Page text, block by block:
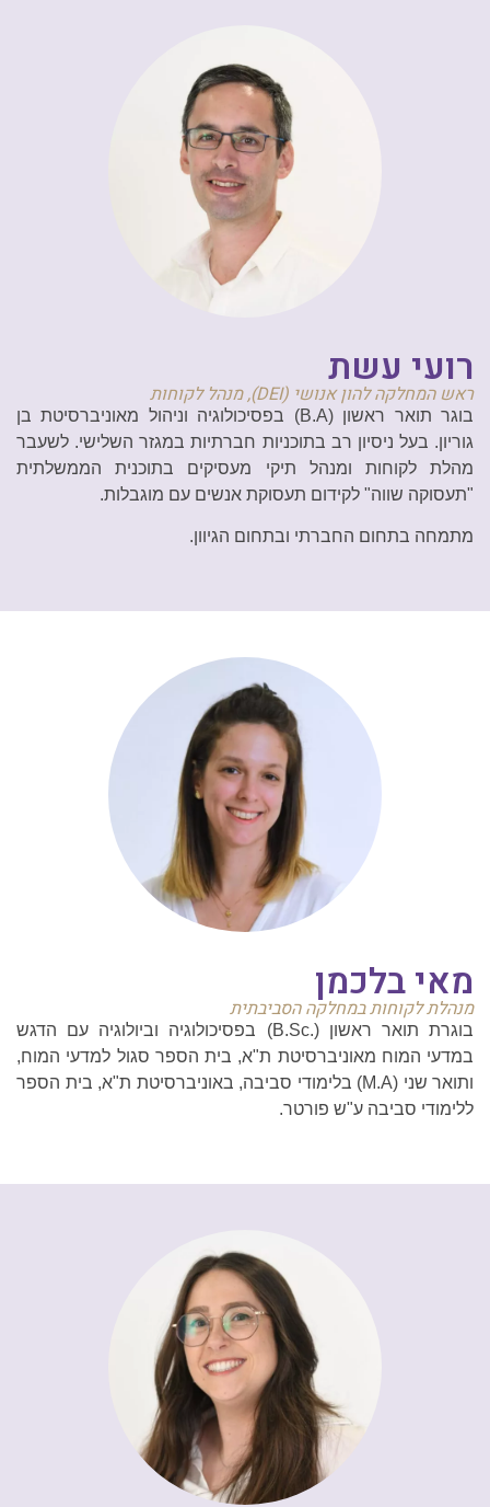
רועי עשת
ראש המחלקה להון אנושי (DEI), מנהל לקוחות
בוגר תואר ראשון (B.A) בפסיכולוגיה וניהול מאוניברסיטת בן
גוריון. בעל ניסיון רב בתוכניות חברתיות במגזר השלישי. לשעבר
מהלת לקוחות ומנהל תיקי מעסיקים בתוכנית הממשלתית
"תעסוקה שווה" לקידום תעסוקת אנשים עם מוגבלות.
מתמחה בתחום החברתי ובתחום הגיוון.
מאי בלכמן
מנהלת לקוחות במחלקה הסביבתית
בוגרת תואר ראשון (.B.Sc) בפסיכולוגיה וביולוגיה עם הדגש
במדעי המוח מאוניברסיטת ת"א, בית הספר סגול למדעי המוח,
ותואר שני (M.A) בלימודי סביבה, באוניברסיטת ת"א, בית הספר
ללימודי סביבה ע"ש פורטר.